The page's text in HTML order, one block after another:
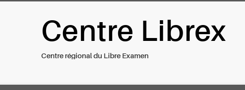
du Libre Examen
Centre Librex
Centre régional du Libre Examen